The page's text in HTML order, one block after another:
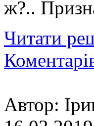
ж?..
Читати
Автор: